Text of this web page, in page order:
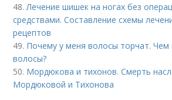
48.Лечение шишек на ногах без
средствами. Составление схемы
рецептов
49. Почему у меня волосы торчат. Чем
волосы?
50. Мордюкова и тихонов. Смерть
Мордюковой и Тихонова